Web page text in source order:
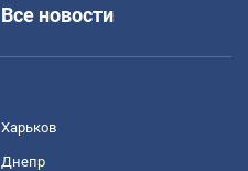
Все новости
Харьков
Днепр